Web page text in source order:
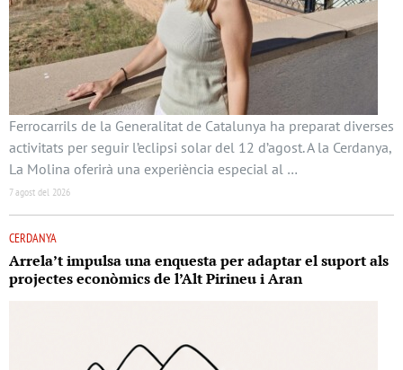
Ferrocarrils de la Generalitat de Catalunya ha preparat diverses
activitats per seguir l’eclipsi solar del 12 d’agost. A la Cerdanya,
La Molina oferirà una experiència especial al …
7 agost del 2026
CERDANYA
Arrela’t impulsa una enquesta per adaptar el suport als
projectes econòmics de l’Alt Pirineu i Aran